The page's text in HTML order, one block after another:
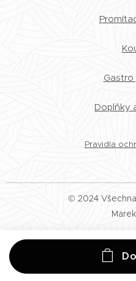
Doplňky
Pravidla
© 2024